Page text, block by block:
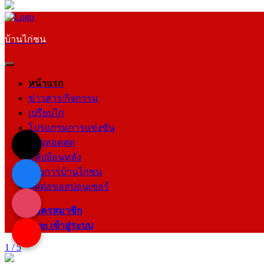
บ้านไก่ชน
หน้าแรก
ข่าวสาร/กิจกรรม
เปรียบไก่
โปรแกรมการแข่งขัน
ถ่ายทอดสด
คลิปย้อนหลัง
รายการบ้านไก่ชน
ติดต่อขอสปอนเซอร์
สมัครสมาชิก
login เข้าสู่ระบบ
1 / 5